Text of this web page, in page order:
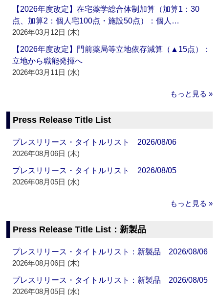
【2026年度改定】在宅薬学総合体制加算（加算1：30
点、加算2：個人宅100点・施設50点）：個人…
2026年03月12日 (木)
【2026年度改定】門前薬局等立地依存減算（▲15点）：
立地から職能発揮へ
2026年03月11日 (水)
もっと見る »
Press Release Title List
プレスリリース・タイトルリスト 2026/08/06
2026年08月06日 (木)
プレスリリース・タイトルリスト 2026/08/05
2026年08月05日 (水)
もっと見る »
Press Release Title List：新製品
プレスリリース・タイトルリスト：新製品 2026/08/06
2026年08月06日 (木)
プレスリリース・タイトルリスト：新製品 2026/08/05
2026年08月05日 (水)